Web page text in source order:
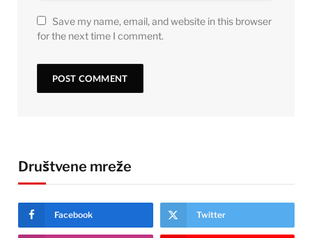
Save my name, email, and website in this browser
for the next time I comment.
Društvene mreže
Facebook Twitter